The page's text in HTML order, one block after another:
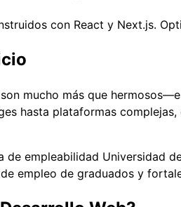
con React y Next.js.
mucho más que
hasta plataformas
de empleabilidad Universidad
empleo de graduados y